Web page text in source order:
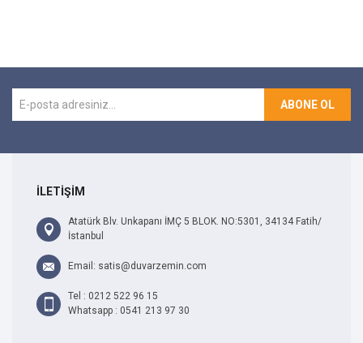
ABONE OL
İLETİŞİM
Atatürk Blv. Unkapanı İMÇ 5 BLOK. NO:5301, 34134 Fatih/
İstanbul
Email: satis@duvarzemin.com
Tel : 0212 522 96 15
Whatsapp : 0541 213 97 30